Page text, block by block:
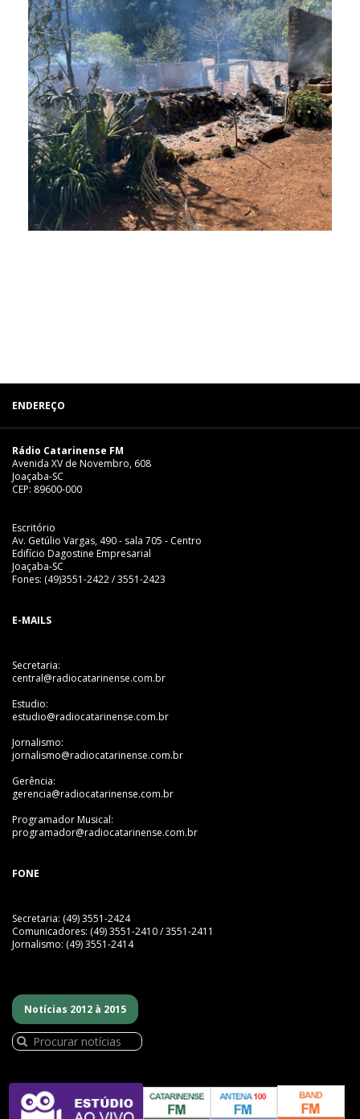
ENDEREÇO
Rádio Catarinense FM
Avenida XV de Novembro, 608
Joaçaba-SC
CEP: 89600-000
Escritório
Av. Getúlio Vargas, 490 - sala 705 - Centro
Edifício Dagostine Empresarial
Joaçaba-SC
Fones: (49)3551-2422 / 3551-2423
E-MAILS
Secretaria:
central@radiocatarinense.com.br
Estudio:
estudio@radiocatarinense.com.br
Jornalismo:
jornalismo@radiocatarinense.com.br
Gerência:
gerencia@radiocatarinense.com.br
Programador Musical:
programador@radiocatarinense.com.br
FONE
Secretaria: (49) 3551-2424
Comunicadores: (49) 3551-2410 / 3551-2411
Jornalismo: (49) 3551-2414
Notícias 2012 à 2015